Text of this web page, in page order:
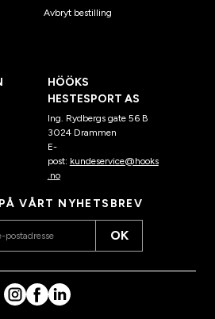
Avbryt bestilling
HÖÖKS
HESTESPORT AS
Ing. Rydbergs gate 56 B
3024 Drammen
E-
post: kundeservice@hooks
.no
VÅRT NYHETSBREV
OK